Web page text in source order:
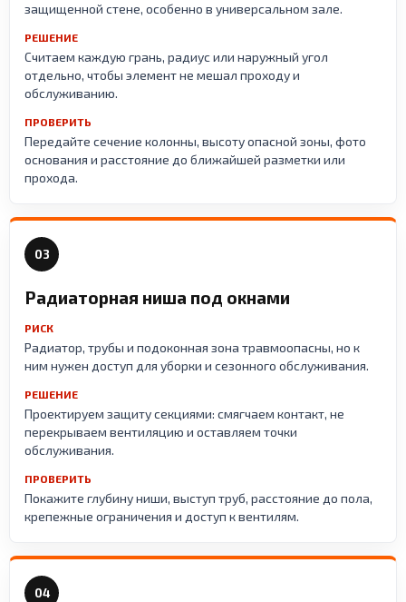
защищенной стене, особенно в универсальном зале.
РЕШЕНИЕ
Считаем каждую грань, радиус или наружный угол
отдельно, чтобы элемент не мешал проходу и
обслуживанию.
ПРОВЕРИТЬ
Передайте сечение колонны, высоту опасной зоны, фото
основания и расстояние до ближайшей разметки или
прохода.
03
Радиаторная ниша под окнами
РИСК
Радиатор, трубы и подоконная зона травмоопасны, но к
ним нужен доступ для уборки и сезонного обслуживания.
РЕШЕНИЕ
Проектируем защиту секциями: смягчаем контакт, не
перекрываем вентиляцию и оставляем точки
обслуживания.
ПРОВЕРИТЬ
Покажите глубину ниши, выступ труб, расстояние до пола,
крепежные ограничения и доступ к вентилям.
04